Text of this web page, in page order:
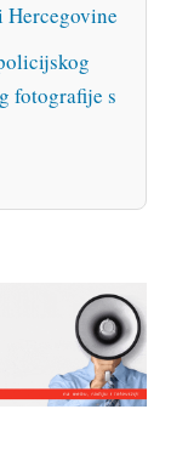
Hercegovine
fotografije s